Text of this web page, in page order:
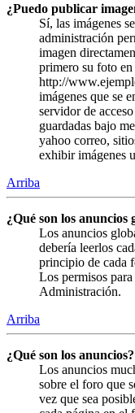
¿Puedo publicar
Sí, las imágenes
administración
imagen
primero su foto
http://
imágenes que se
servidor de
guardadas bajo
yahoo correo,
exhibir imágenes
Arriba
¿Qué son los anuncios
Los anuncios
debería leerlos
principio de cada
Los permisos
Administración.
Arriba
¿Qué son los anuncios?
Los anuncios
sobre el foro que
vez que sea